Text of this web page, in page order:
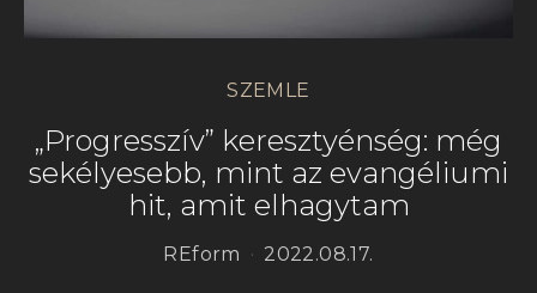
SZEMLE
„Progresszív” keresztyénség: még
sekélyesebb, mint az evangéliumi
hit, amit elhagytam
REform 2022.08.17.